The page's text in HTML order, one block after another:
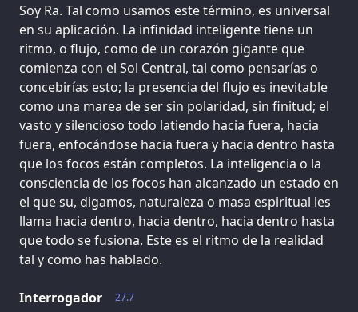
Soy Ra. Tal como usamos este término, es universal
en su aplicación. La infinidad inteligente tiene un
ritmo, o flujo, como de un corazón gigante que
comienza con el Sol Central, tal como pensarías o
concebirías esto; la presencia del flujo es inevitable
como una marea de ser sin polaridad, sin finitud; el
vasto y silencioso todo latiendo hacia fuera, hacia
fuera, enfocándose hacia fuera y hacia dentro hasta
que los focos están completos. La inteligencia o la
consciencia de los focos han alcanzado un estado en
el que su, digamos, naturaleza o masa espiritual les
llama hacia dentro, hacia dentro, hacia dentro hasta
que todo se fusiona. Este es el ritmo de la realidad
tal y como has hablado.
27.7
Interrogador